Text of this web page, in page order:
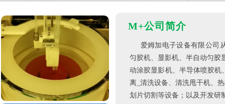
M+公司简介
爱姆加电子设备有限公司
匀胶机、显影机、半自动匀胶
动涂胶显影机、半导体喷胶机
离 _清洗设备、清洗甩干机、
划片切割等设备；以及开发研